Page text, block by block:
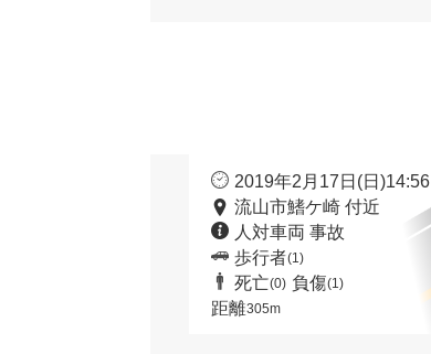
2019年2月17日(日)14:56
流山市鰭ケ崎 付近
人対車両 事故
歩行者(1)
死亡(0) 負傷(1)
距離305m